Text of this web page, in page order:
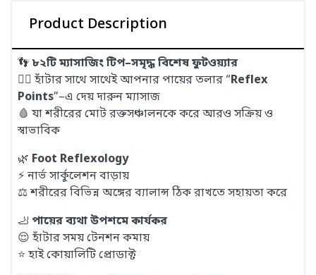
Product Description
👣 ৮২টি ম্যাসাজিং টিপ–সমৃদ্ধ বিশেষ ফুটওয়্যার
💆‍♂️ হাঁটার সাথে সাথেই আপনার পায়ের তলার “Reflex
Points”–এ দেয় দারুন ম্যাসাজ
🩸 যা শরীরের মোট রক্তসঞ্চালনকে করে আরও সক্রিয় ও
স্বাভাবিক
🌿 Foot Reflexology
⚡ নার্ভ সার্কুলেশন বাড়ায়
⚖️ শরীরের বিভিন্ন অঙ্গের ব্যালান্স ঠিক রাখতে সহায়তা করে
🦶 পায়ের ব্যথা উপশমে কার্যকর
😌 হাঁটার সময় টেনশন কমায়
⭐ হাই কোয়ালিটি প্রোডাক্ট